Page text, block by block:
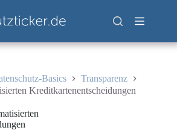
Basics
Transparenz
Kreditkartenentscheidungen